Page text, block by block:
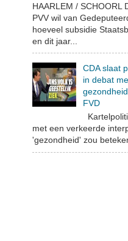
HAARLEM / SCHOORL
PVV wil van
hoeveel subsidie
en dit jaar...
CDA slaat
in debat
FVD
met een verkeerde
'gezondheid' zou